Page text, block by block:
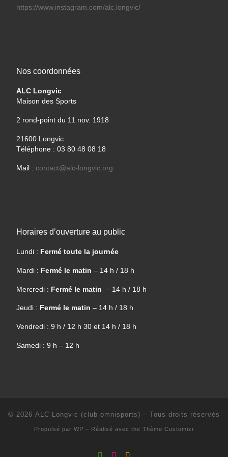
https://www.instagram.com/alc.longvic/
Nos coordonnées
ALC Longvic
Maison des Sports
2 rond-point du 11 nov. 1918
21600 Longvic
Téléphone : 03 80 48 08 18
Mail : contact@alc-longvic.org
Horaires d’ouverture au public
Lundi : Fermé toute la journée
Mardi : Fermé le matin – 14 h / 18 h
Mercredi : Fermé le matin – 14 h / 18 h
Jeudi : Fermé le matin – 14 h / 18 h
Vendredi : 9 h / 12 h 30 et 14 h / 18 h
Samedi : 9 h – 12 h
© 2026 ALC Longvic (club omnisports) – Tous droits réservés
Propulsé par WP – Réalisé avec the Thème Customizr